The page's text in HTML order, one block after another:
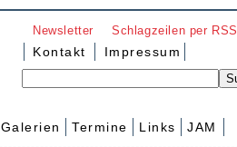
Newsletter Schlagzeilen per RSS
Kontakt Impressum
Galerien Termine Links JAM